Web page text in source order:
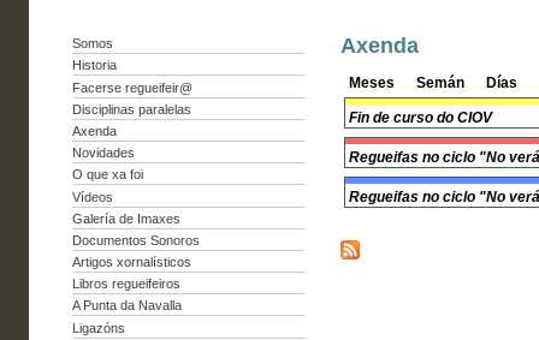
Somos
Historia
Facerse regueifeir@
Disciplinas paralelas
Axenda
Novidades
O que xa foi
Vídeos
Galería de Imaxes
Documentos Sonoros
Artigos xornalísticos
Libros regueifeiros
A Punta da Navalla
Ligazóns
Axenda
Meses Semán Días
Fin de curso do CIOV
Regueifas no ciclo "No
Regueifas no ciclo "No